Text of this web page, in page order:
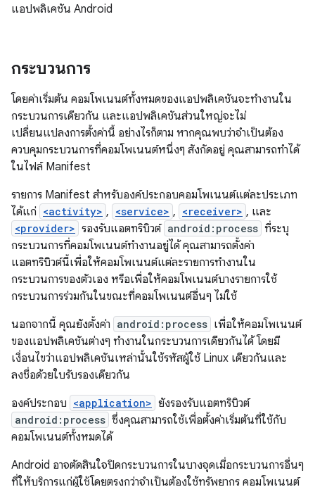
แอปพลิเคชัน Android
กระบวนการ
โดยค่าเริ่มต้น คอมโพเนนต์ทั้งหมดของแอปพลิเคชันจะทำงานใน
กระบวนการเดียวกัน และแอปพลิเคชันส่วนใหญ่จะไม่
เปลี่ยนแปลงการตั้งค่านี้ อย่างไรก็ตาม หากคุณพบว่าจำเป็นต้อง
ควบคุมกระบวนการที่คอมโพเนนต์หนึ่งๆ สังกัดอยู่ คุณสามารถทำได้
ในไฟล์ Manifest
รายการ Manifest สำหรับองค์ประกอบคอมโพเนนต์แต่ละประเภท
ได้แก่ <activity> , <service> , <receiver> , และ
<provider> รองรับแอตทริบิวต์ android:process ที่ระบุ
กระบวนการที่คอมโพเนนต์ทำงานอยู่ได้ คุณสามารถตั้งค่า
แอตทริบิวต์นี้เพื่อให้คอมโพเนนต์แต่ละรายการทำงานใน
กระบวนการของตัวเอง หรือเพื่อให้คอมโพเนนต์บางรายการใช้
กระบวนการร่วมกันในขณะที่คอมโพเนนต์อื่นๆ ไม่ใช้
นอกจากนี้ คุณยังตั้งค่า android:process เพื่อให้คอมโพเนนต์
ของแอปพลิเคชันต่างๆ ทำงานในกระบวนการเดียวกันได้ โดยมี
เงื่อนไขว่าแอปพลิเคชันเหล่านั้นใช้รหัสผู้ใช้ Linux เดียวกันและ
ลงชื่อด้วยใบรับรองเดียวกัน
องค์ประกอบ <application> ยังรองรับแอตทริบิวต์
android:process ซึ่งคุณสามารถใช้เพื่อตั้งค่าเริ่มต้นที่ใช้กับ
คอมโพเนนต์ทั้งหมดได้
Android อาจตัดสินใจปิดกระบวนการในบางจุดเมื่อกระบวนการอื่นๆ
ที่ให้บริการแก่ผู้ใช้โดยตรงกว่าจำเป็นต้องใช้ทรัพยากร คอมโพเนนต์